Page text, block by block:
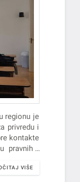
regionu je
privredu i
kontakte
pravnih i
VIŠE